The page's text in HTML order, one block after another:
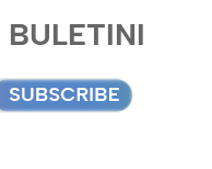
BULETINI